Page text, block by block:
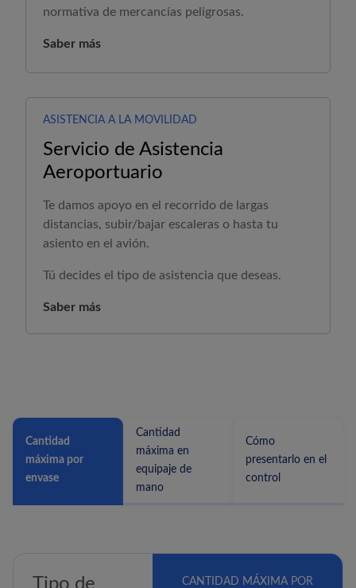
normativa de mercancías peligrosas.
Saber más
ASISTENCIA A LA MOVILIDAD
Servicio de Asistencia
Aeroportuario
Te damos apoyo en el recorrido de largas
distancias, subir/bajar escaleras o hasta tu
asiento en el avión.
Tú decides el tipo de asistencia que deseas.
Saber más
Cantidad
máxima por
envase
Cantidad
máxima en
equipaje de
mano
Cómo
presentarlo en el
control
Tipo de
CANTIDAD MÁXIMA POR